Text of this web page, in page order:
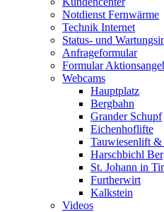
Notdienst Fernwärme
Technik Internet
Status- und
Anfrageformular
Formular
Webcams
Hauptplatz
Bergbahn
Grander Schupf
Eichenhoflifte
Tauwiesenlift
Harschbichl
St. Johann in
Furtherwirt
Kalkstein
Videos